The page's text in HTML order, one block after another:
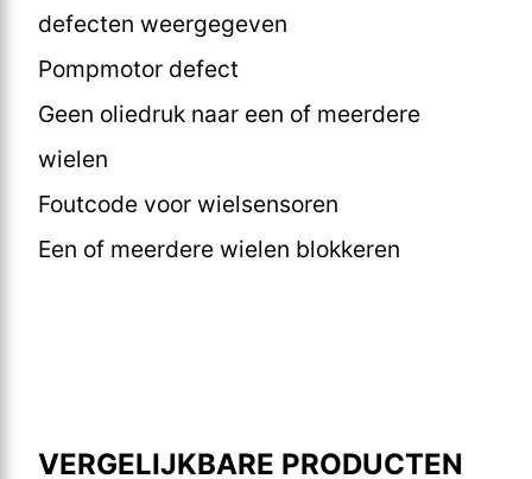
defecten weergegeven
Pompmotor defect
Geen oliedruk naar een of meerdere
wielen
Foutcode voor wielsensoren
Een of meerdere wielen blokkeren
VERGELIJKBARE PRODUCTEN